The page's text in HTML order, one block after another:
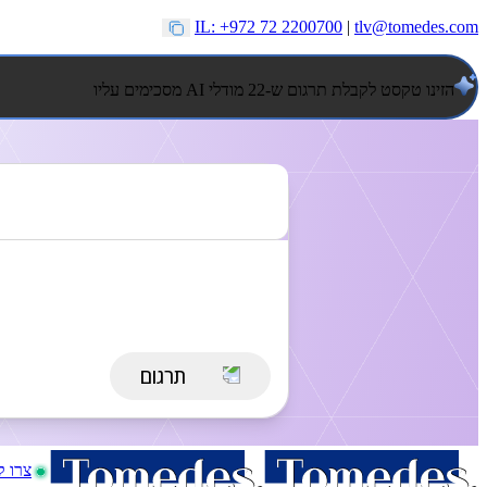
IL: +972 72 2200700 | tlv@tomedes.com
הזינו טקסט לקבלת תרגום ש-22 מודלי AI מסכימים עליו
צרו